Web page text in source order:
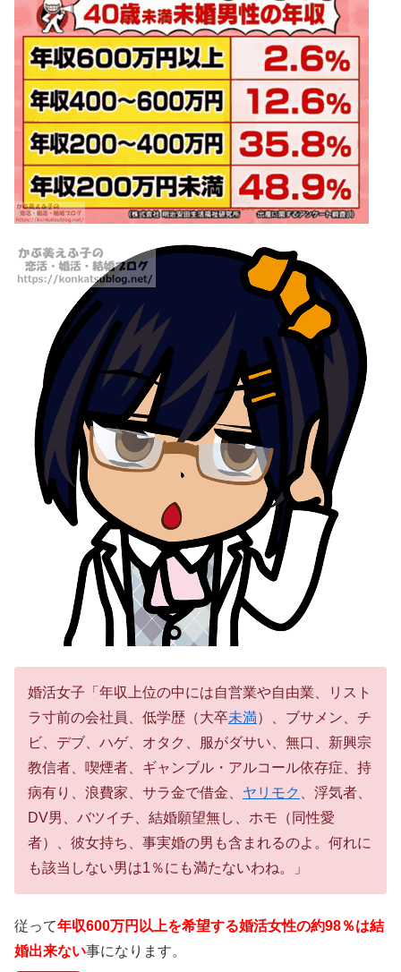
婚活女子「年収上位の中には自営業や自由業、リスト
ラ寸前の会社員、低学歴（大卒未満）、ブサメン、チ
ビ、デブ、ハゲ、オタク、服がダサい、無口、新興宗
教信者、喫煙者、ギャンブル・アルコール依存症、持
病有り、浪費家、サラ金で借金、 ヤリモク
、浮気者、
DV男、バツイチ、結婚願望無し、ホモ（同性愛
者）、彼女持ち、事実婚の男も含まれるのよ。何れに
も該当しない男は1％にも満たないわね。」
従って年収600万円以上を希望する婚活女性の約98％は結
婚出来ない事になります。